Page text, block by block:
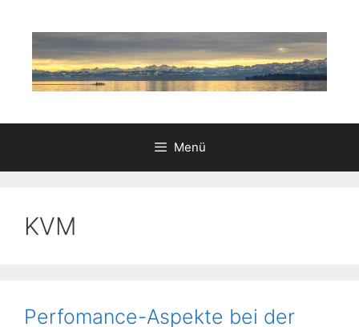
Inhalt
springen
Menü
KVM
Perfomance-Aspekte bei der